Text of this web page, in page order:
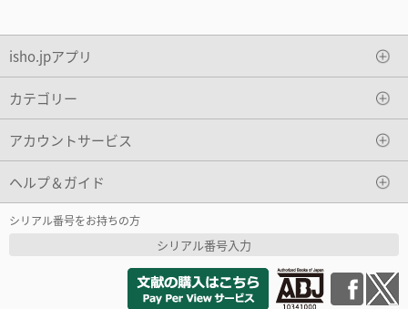
isho.jpアプリ
カテゴリー
アカウントサービス
ヘルプ＆ガイド
シリアル番号をお持ちの方
シリアル番号入力